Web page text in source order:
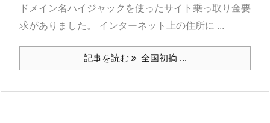
ドメイン名ハイジャックを使ったサイト乗っ取り金要
求がありました。 インターネット上の住所に ...
記事を読む 全国初摘 ...